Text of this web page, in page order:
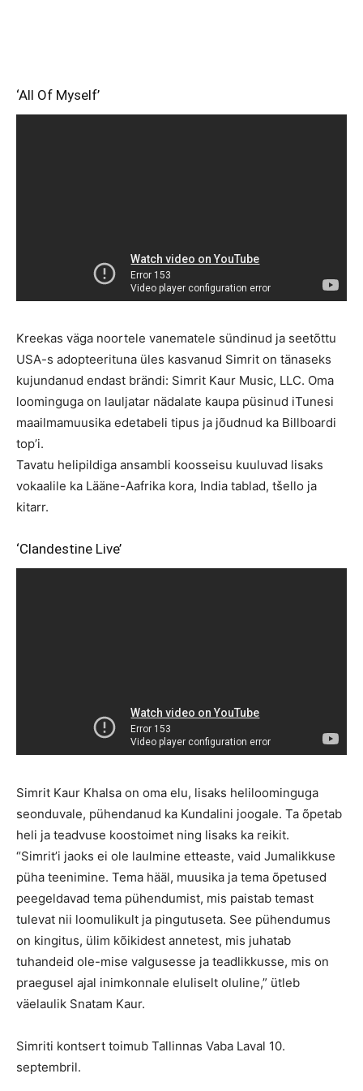
‘All Of Myself’
Kreekas väga noortele vanematele sündinud ja seetõttu
USA-s adopteerituna üles kasvanud Simrit on tänaseks
kujundanud endast brändi: Simrit Kaur Music, LLC. Oma
loominguga on lauljatar nädalate kaupa püsinud iTunesi
maailmamuusika edetabeli tipus ja jõudnud ka Billboardi
top’i.
Tavatu helipildiga ansambli koosseisu kuuluvad lisaks
vokaalile ka Lääne-Aafrika kora, India tablad, tšello ja
kitarr.
‘Clandestine Live’
Simrit Kaur Khalsa on oma elu, lisaks heliloominguga
seonduvale, pühendanud ka Kundalini joogale. Ta õpetab
heli ja teadvuse koostoimet ning lisaks ka reikit.
“Simrit’i jaoks ei ole laulmine etteaste, vaid Jumalikkuse
püha teenimine. Tema hääl, muusika ja tema õpetused
peegeldavad tema pühendumist, mis paistab temast
tulevat nii loomulikult ja pingutuseta. See pühendumus
on kingitus, ülim kõikidest annetest, mis juhatab
tuhandeid ole-mise valgusesse ja teadlikkusse, mis on
praegusel ajal inimkonnale eluliselt oluline,” ütleb
väelaulik Snatam Kaur.
Simriti kontsert toimub Tallinnas Vaba Laval 10.
septembril.